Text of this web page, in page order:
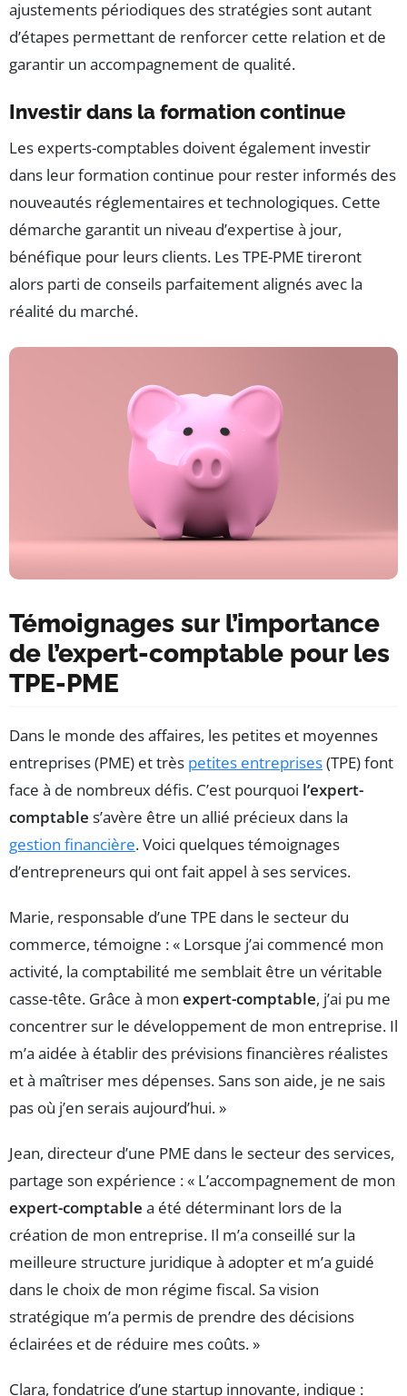
ajustements périodiques des stratégies sont autant
d’étapes permettant de renforcer cette relation et de
garantir un accompagnement de qualité.
Investir dans la formation continue
Les experts-comptables doivent également investir
dans leur formation continue pour rester informés des
nouveautés réglementaires et technologiques. Cette
démarche garantit un niveau d’expertise à jour,
bénéfique pour leurs clients. Les TPE-PME tireront
alors parti de conseils parfaitement alignés avec la
réalité du marché.
Témoignages sur l’importance
de l’expert-comptable pour les
TPE-PME
Dans le monde des affaires, les petites et moyennes
entreprises (PME) et très petites entreprises(TPE) font
face à de nombreux défis. C’est pourquoi l’expert-
comptable s’avère être un allié précieux dans la
gestion financière. Voici quelques témoignages
d’entrepreneurs qui ont fait appel à ses services.
Marie, responsable d’une TPE dans le secteur du
commerce, témoigne : « Lorsque j’ai commencé mon
activité, la comptabilité me semblait être un véritable
casse-tête. Grâce à mon expert-comptable, j’ai pu me
concentrer sur le développement de mon entreprise. Il
m’a aidée à établir des prévisions financières réalistes
et à maîtriser mes dépenses. Sans son aide, je ne sais
pas où j’en serais aujourd’hui. »
Jean, directeur d’une PME dans le secteur des services,
partage son expérience : « L’accompagnement de mon
expert-comptable a été déterminant lors de la
création de mon entreprise. Il m’a conseillé sur la
meilleure structure juridique à adopter et m’a guidé
dans le choix de mon régime fiscal. Sa vision
stratégique m’a permis de prendre des décisions
éclairées et de réduire mes coûts. »
Clara, fondatrice d’une startup innovante, indique :